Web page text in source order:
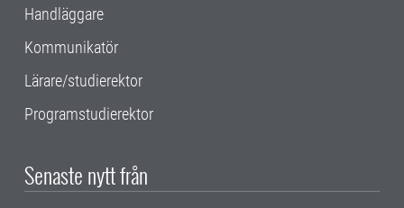
Handläggare
Kommunikatör
Lärare/studierektor
Programstudierektor
Senaste nytt från